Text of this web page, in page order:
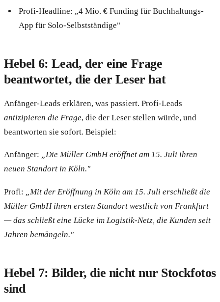
Profi-Headline: „4 Mio. € Funding für Buchhaltungs-
App für Solo-Selbstständige"
Hebel 6: Lead, der eine Frage
beantwortet, die der Leser hat
Anfänger-Leads erklären, was passiert. Profi-Leads
antizipieren die Frage, die der Leser stellen würde, und
beantworten sie sofort. Beispiel:
Anfänger: „Die Müller GmbH eröffnet am 15. Juli ihren
neuen Standort in Köln."
Profi: „Mit der Eröffnung in Köln am 15. Juli erschließt die
Müller GmbH ihren ersten Standort westlich von Frankfurt
— das schließt eine Lücke im Logistik-Netz, die Kunden seit
Jahren bemängeln."
Hebel 7: Bilder, die nicht nur Stockfotos
sind